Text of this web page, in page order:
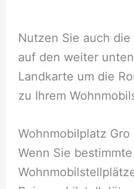
Nutzen Sie auch
auf den weiter
Landkarte um die
zu Ihrem
Wohnmobilplatz Gro
Wenn Sie